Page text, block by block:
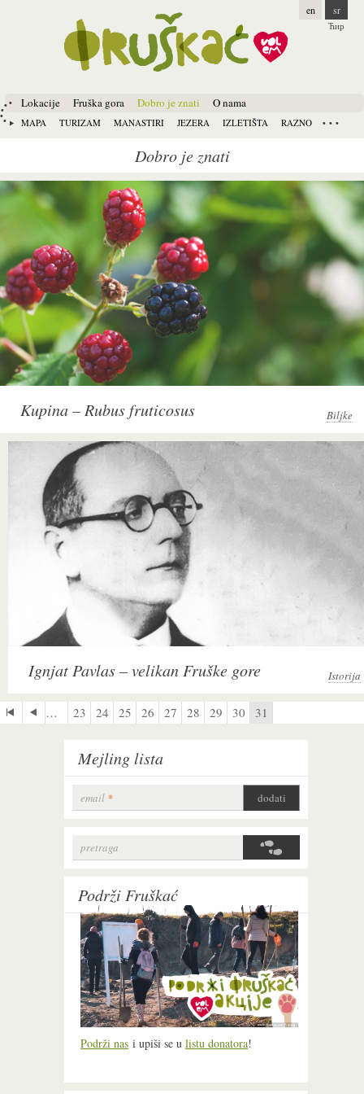
Lokacije
MAPA TURIZAM MANASTIRI JEZERA IZLETIŠTA RAZNO
Fruška gora Dobro je znati O nama
en sr
Ћир
Dobro je znati
Kupina – Rubus fruticosus Biljke
Ignjat Pavlas – velikan Fruške gore Istorija
Pages
… 23 24 25 26 27 28 29 30 31
Mejling lista
email *
Search form
pretraga
Podrži Fruškać
Podrži nas i upiši se u listu donatora!